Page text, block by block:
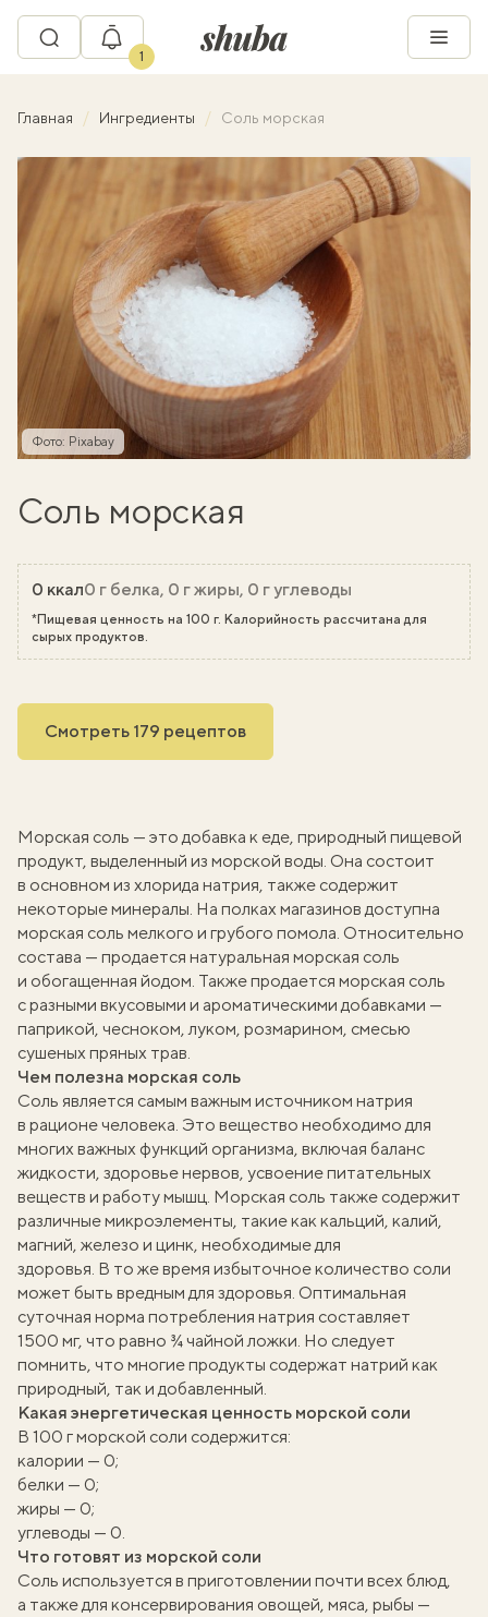
1
Главная Ингредиенты Соль морская
Фото: Pixabay
Соль морская
0 ккал0 г белка, 0 г жиры, 0 г углеводы
*Пищевая ценность на 100 г. Калорийность рассчитана для
сырых продуктов.
Смотреть 179 рецептов
Морская соль — это добавка к еде, природный пищевой
продукт, выделенный из морской воды. Она состоит
в основном из хлорида натрия, также содержит
некоторые минералы. На полках магазинов доступна
морская соль мелкого и грубого помола. Относительно
состава — продается натуральная морская соль
и обогащенная йодом. Также продается морская соль
с разными вкусовыми и ароматическими добавками —
паприкой, чесноком, луком, розмарином, смесью
сушеных пряных трав.
Чем полезна морская соль
Соль является самым важным источником натрия
в рационе человека. Это вещество необходимо для
многих важных функций организма, включая баланс
жидкости, здоровье нервов, усвоение питательных
веществ и работу мышц. Морская соль также содержит
различные микроэлементы, такие как кальций, калий,
магний, железо и цинк, необходимые для
здоровья. В то же время избыточное количество соли
может быть вредным для здоровья. Оптимальная
суточная норма потребления натрия составляет
1500 мг, что равно ¾ чайной ложки. Но следует
помнить, что многие продукты содержат натрий как
природный, так и добавленный.
Какая энергетическая ценность морской соли
В 100 г морской соли содержится:
калории — 0;
белки — 0;
жиры — 0;
углеводы — 0.
Что готовят из морской соли
Соль используется в приготовлении почти всех блюд,
а также для консервирования овощей, мяса, рыбы —